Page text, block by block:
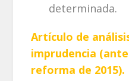
determinada.
Artículo de
imprudencia
reforma de 2015).